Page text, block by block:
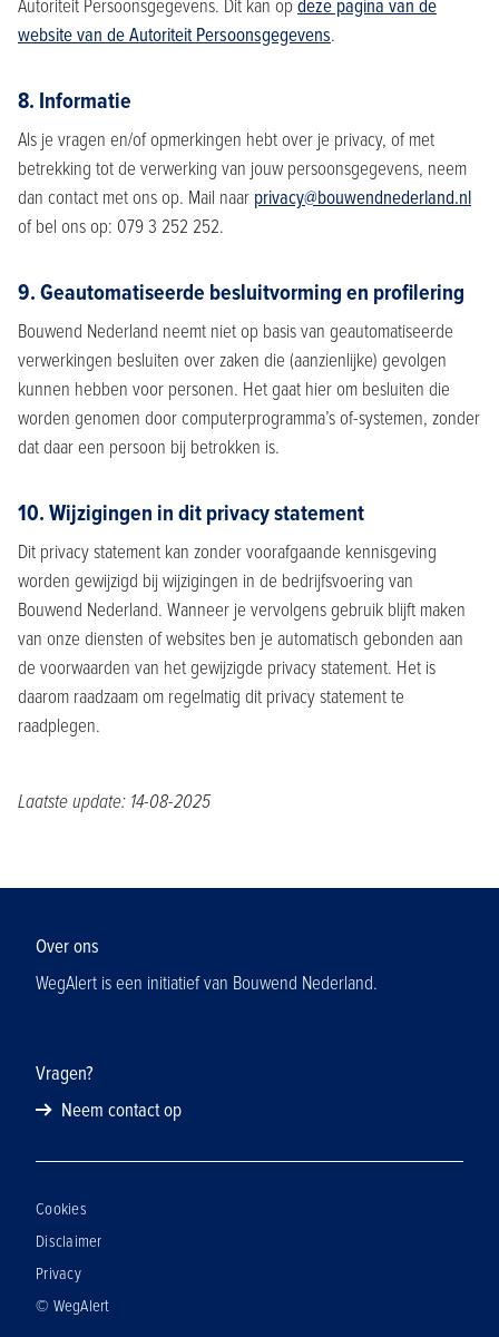
Autoriteit Persoonsgegevens. Dit kan opdeze pagina van de
website van de Autoriteit Persoonsgegevens.
8. Informatie
Als je vragen en/of opmerkingen hebt over je privacy, of met
betrekking tot de verwerking van jouw persoonsgegevens, neem
dan contact met ons op. Mail naar privacy@bouwendnederland.nl
of bel ons op: 079 3 252 252.
9. Geautomatiseerde besluitvorming en profilering
Bouwend Nederland neemt niet op basis van geautomatiseerde
verwerkingen besluiten over zaken die (aanzienlijke) gevolgen
kunnen hebben voor personen. Het gaat hier om besluiten die
worden genomen door computerprogramma’s of-systemen, zonder
dat daar een persoon bij betrokken is.
10. Wijzigingen in dit privacy statement
Dit privacy statement kan zonder voorafgaande kennisgeving
worden gewijzigd bij wijzigingen in de bedrijfsvoering van
Bouwend Nederland. Wanneer je vervolgens gebruik blijft maken
van onze diensten of websites ben je automatisch gebonden aan
de voorwaarden van het gewijzigde privacy statement. Het is
daarom raadzaam om regelmatig dit privacy statement te
raadplegen.
Laatste update: 14-08-2025
Over ons
WegAlert is een initiatief van Bouwend Nederland.
Vragen?
Neem contact op
Cookies
Disclaimer
Privacy
© WegAlert